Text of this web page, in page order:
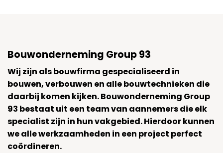
Bouwonderneming Group 93
Wij zijn als bouwfirma gespecialiseerd in
bouwen, verbouwen en alle bouwtechnieken die
daarbij komen kijken. Bouwonderneming Group
93 bestaat uit een team van aannemers die elk
specialist zijn in hun vakgebied. Hierdoor kunnen
we alle werkzaamheden in een project perfect
coördineren.